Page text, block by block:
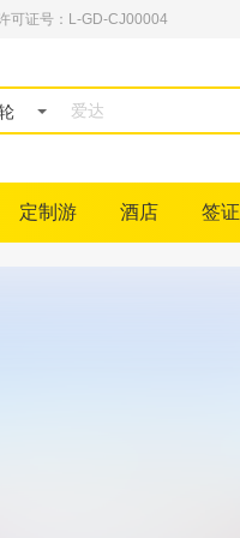
可证号：L-GD-CJ00004
定制游 酒店 签证